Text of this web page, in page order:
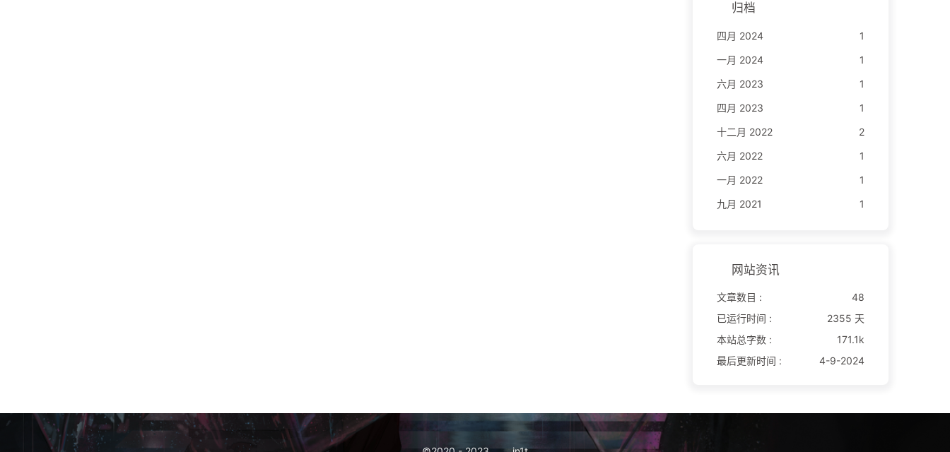
归档
四月 2024
1
一月 2024
1
六月 2023
1
四月 2023
1
十二月 2022
2
六月 2022
1
一月 2022
1
九月 2021
1
网站资讯
文章数目 :
48
已运行时间 :
2355 天
本站总字数 :
171.1k
最后更新时间 :
4-9-2024